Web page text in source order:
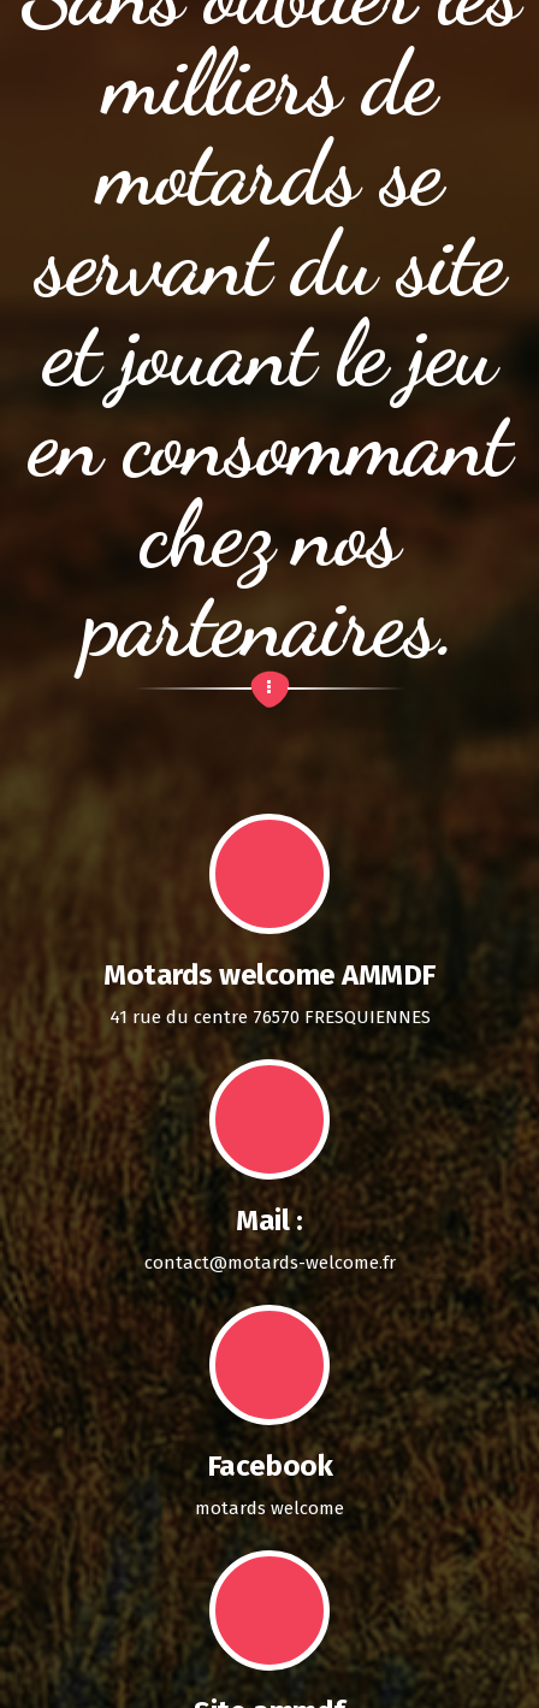
milliers de
motards se
servant du site
et jouant le jeu
en consommant
chez nos
partenaires.
Motards welcome AMMDF
41 rue du centre 76570 FRESQUIENNES
Mail :
contact@motards-welcome.fr
Facebook
motards welcome